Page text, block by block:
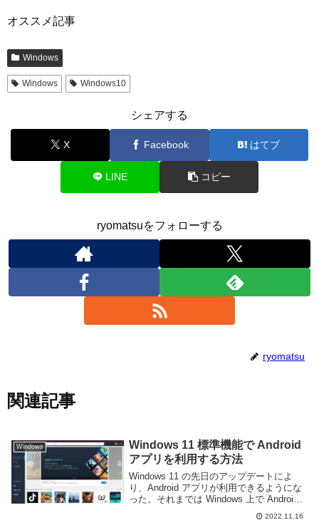
オススメ記事
Windows
Windows Windows10
シェアする
X Facebook はてブ
LINE コピー
ryomatsuをフォローする
ryomatsu
関連記事
Windows
Windows 11 標準機能で Android
アプリを利用する方法
Windows 11 の先日のアップデートによ
り、Android アプリが利用できるようにな
った。それまでは Windows 上で Android
アプリを利用する際には Nox Player や
Bluestacks 等のサードパーティー...
2022.11.16